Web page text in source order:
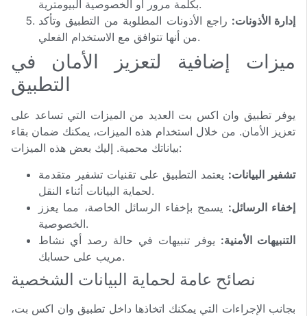
بكلمة مرور أو الخصوصية البيومترية.
إدارة الأذونات: راجع الأذونات المطلوبة من التطبيق وتأكد
من أنها تتوافق مع الاستخدام الفعلي.
ميزات إضافية لتعزيز الأمان في
التطبيق
يوفر تطبيق وان اكس بت العديد من الميزات التي تساعد على
تعزيز الأمان. من خلال استخدام هذه الميزات، يمكنك ضمان بقاء
بياناتك محمية. إليك بعض هذه الميزات:
تشفير البيانات: يعتمد التطبيق على تقنيات تشفير متقدمة
لحماية البيانات أثناء النقل.
إخفاء الرسائل: يسمح بإخفاء الرسائل الخاصة، مما يعزز
الخصوصية.
التنبيهات الأمنية: يوفر تنبيهات في حالة رصد أي نشاط
مريب على حسابك.
نصائح عامة لحماية البيانات الشخصية
بجانب الإجراءات التي يمكنك اتخاذها داخل تطبيق وان اكس بت،